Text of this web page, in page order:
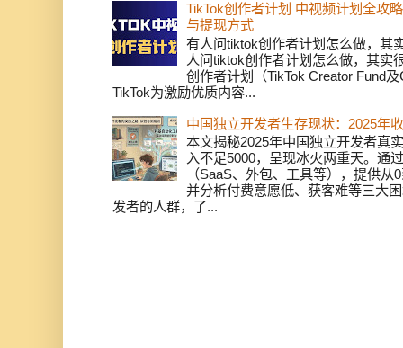
TikTok创作者计划 中视频计划全攻
与提现方式
有人问tiktok创作者计划怎么做，其
人问tiktok创作者计划怎么做，其实
创作者计划（TikTok Creator Fund
TikTok为激励优质内容...
中国独立开发者生存现状：2025年
本文揭秘2025年中国独立开发者真
入不足5000，呈现冰火两重天。通
（SaaS、外包、工具等），提供
并分析付费意愿低、获客难等三大
发者的人群，了...